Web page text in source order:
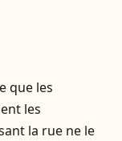
que les
les
la rue ne le